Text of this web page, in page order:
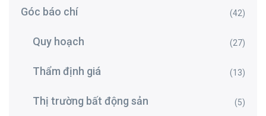
Góc báo chí (42)
Quy hoạch (27)
Thẩm định giá (13)
Thị trường bất động sản (5)